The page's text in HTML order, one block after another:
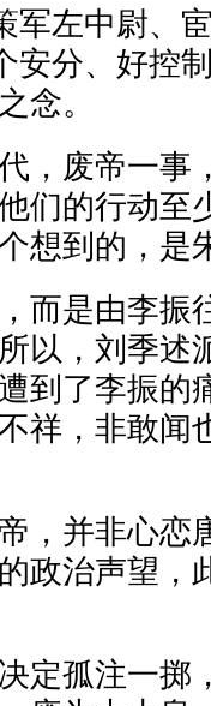
军左中尉、
安分、好控
念。
，废帝一事
们的行动至
想到的，是
而是由李振
以，刘季述
到了李振的
祥，非敢闻
，并非心恋
政治声望，
定孤注一掷